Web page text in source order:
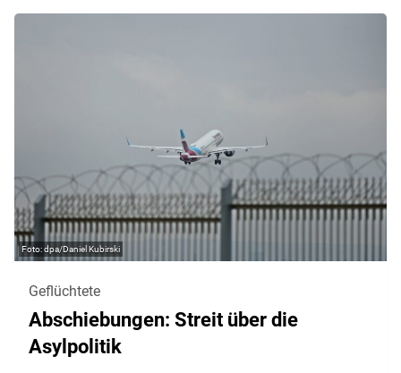
dpa/Daniel Kubirski
Geflüchtete
Abschiebungen: Streit über die
Asylpolitik